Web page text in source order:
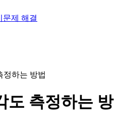
문제 해결
정하는 방법
도 측정하는 방